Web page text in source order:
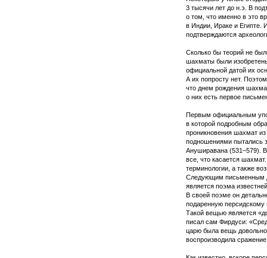
3 тысячи лет до н.э. В
о том, что именно в это
в Индии, Ираке и Египте.
подтверждаются
Сколько бы теорий не
шахматы были
официальной датой их
А их попросту нет.
что днем рождения
о них есть первое
Первым официальным
в которой подробным
проникновения шахмат
подношениями пытались
Ануширавана (531–579).
все, что касается
терминологии, а также
Следующим письменным
является поэма
В своей поэме он
подаренную
Такой вещью является
писал сам Фирдуси:
царю была вещь
воспроизводила